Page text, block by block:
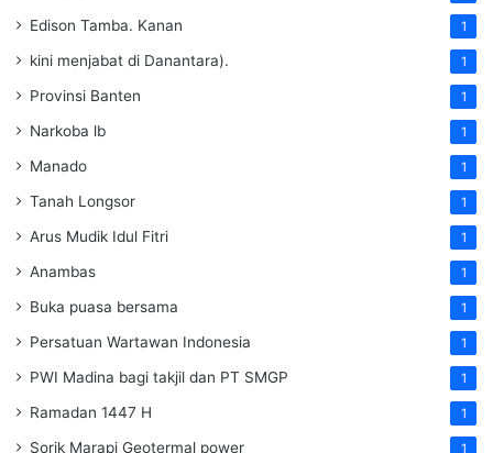
Edison Tamba. Kanan 1
kini menjabat di Danantara). 1
Provinsi Banten 1
Narkoba lb 1
Manado 1
Tanah Longsor 1
Arus Mudik Idul Fitri 1
Anambas 1
Buka puasa bersama 1
Persatuan Wartawan Indonesia 1
PWI Madina bagi takjil dan PT SMGP 1
Ramadan 1447 H 1
Sorik Marapi Geotermal power 1